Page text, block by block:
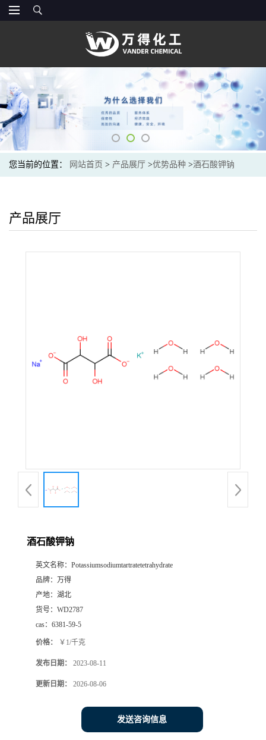
您当前的位置： 网站首页 > 产品展厅 >优势品种 >酒石酸钾钠
产品展厅
酒石酸钾钠
英文名称： Potassiumsodiumtartratetetrahydrate
品牌： 万得
产地： 湖北
货号： WD2787
cas： 6381-59-5
价格： ￥1/千克
发布日期： 2023-08-11
更新日期： 2026-08-06
发送咨询信息